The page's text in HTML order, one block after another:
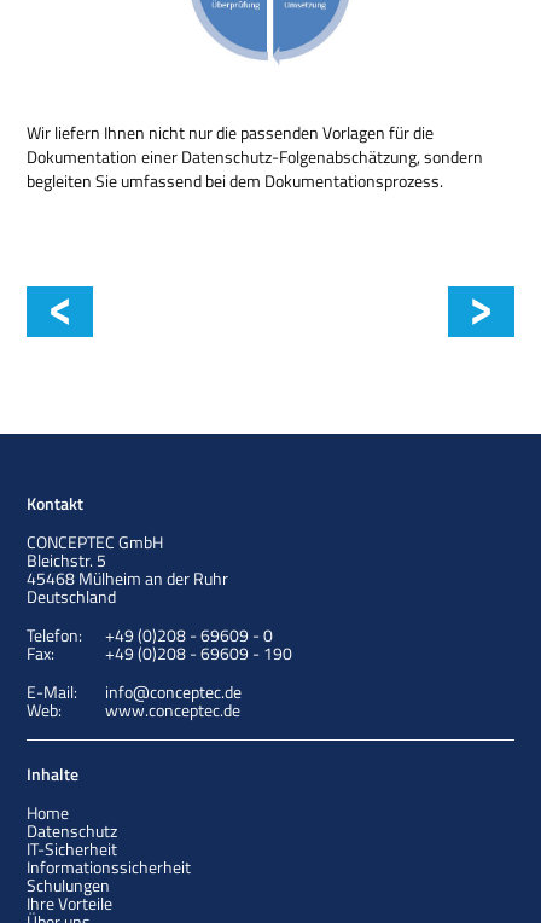
Wir liefern Ihnen nicht nur die passenden Vorlagen für die
Dokumentation einer Datenschutz-Folgenabschätzung, sondern
begleiten Sie umfassend bei dem Dokumentationsprozess.
Kontakt
CONCEPTEC GmbH
Bleichstr. 5
45468Mülheim an der Ruhr
Deutschland
Telefon:
+49 (0)208 - 69609 - 0
Fax:
+49 (0)208 - 69609 - 190
E-Mail:
info@conceptec.de
Web: www.conceptec.de
Inhalte
Home
Datenschutz
IT-Sicherheit
Informationssicherheit
Schulungen
Ihre Vorteile